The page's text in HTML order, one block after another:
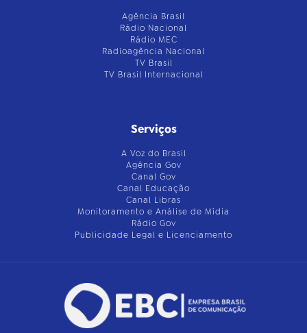
Agência Brasil
Rádio Nacional
Rádio MEC
Radioagência Nacional
TV Brasil
TV Brasil Internacional
Serviços
A Voz do Brasil
Agência Gov
Canal Gov
Canal Educação
Canal Libras
Monitoramento e Análise de Mídia
Rádio Gov
Publicidade Legal e Licenciamento